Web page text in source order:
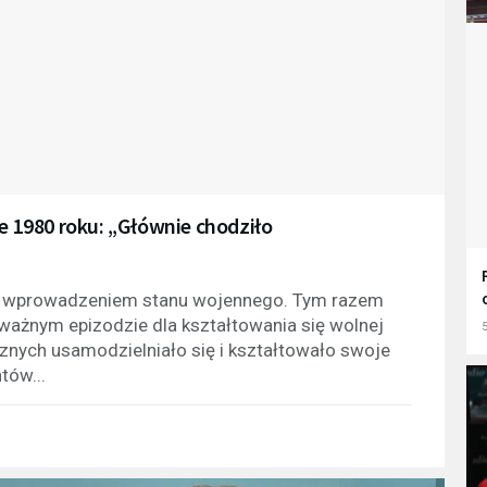
roku: „Głównie chodziło
stanu wojennego. Tym razem
epizodzie dla kształtowania się wolnej
usamodzielniało się i kształtowało swoje